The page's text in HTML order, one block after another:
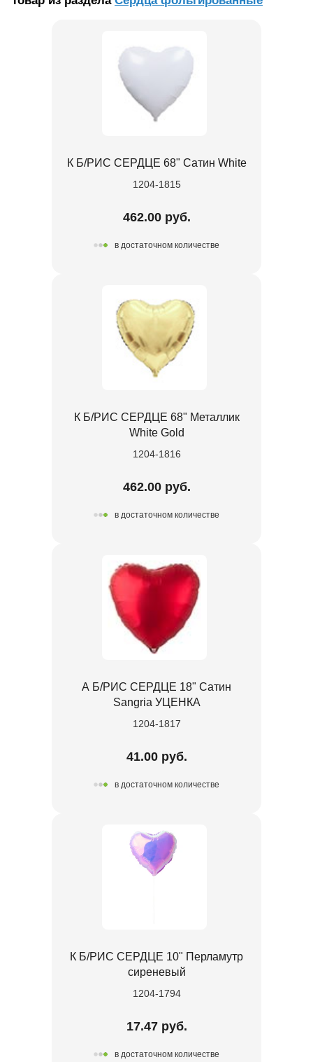
К Б/РИС СЕРДЦЕ 68" Сатин White
1204-1815
462.00 руб.
в достаточном количестве
К Б/РИС СЕРДЦЕ 68" Металлик
White Gold
1204-1816
462.00 руб.
в достаточном количестве
А Б/РИС СЕРДЦЕ 18" Сатин
Sangria УЦЕНКА
1204-1817
41.00 руб.
в достаточном количестве
К Б/РИС СЕРДЦЕ 10" Перламутр
сиреневый
1204-1794
17.47 руб.
в достаточном количестве